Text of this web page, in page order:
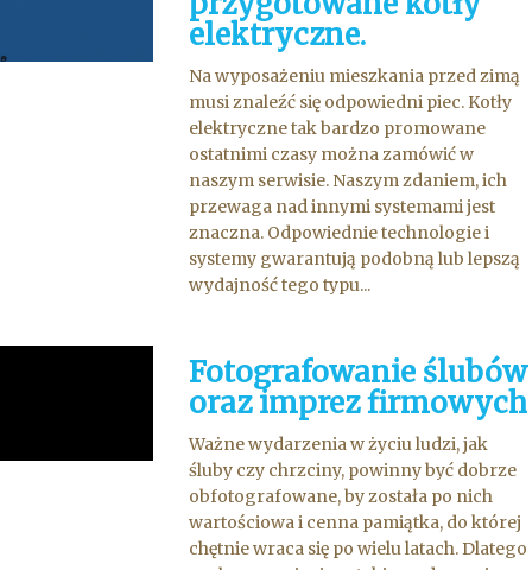
elektryczne.
Na wyposażeniu mieszkania przed zimą
musi znaleźć się odpowiedni piec. Kotły
elektryczne tak bardzo promowane
ostatnimi czasy można zamówić w
naszym serwisie. Naszym zdaniem, ich
przewaga nad innymi systemami jest
znaczna. Odpowiednie technologie i
systemy gwarantują podobną lub lepszą
wydajność tego typu...
Fotografowanie ślubów
oraz imprez firmowych
Ważne wydarzenia w życiu ludzi, jak
śluby czy chrzciny, powinny być dobrze
obfotografowane, by została po nich
wartościowa i cenna pamiątka, do której
chętnie wraca się po wielu latach. Dlatego